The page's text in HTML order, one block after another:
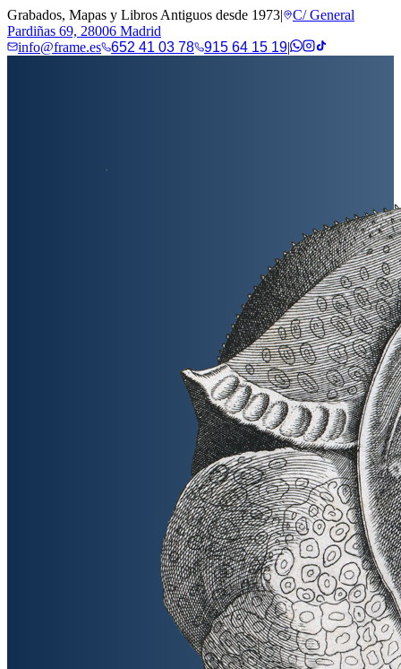
Grabados, Mapas y Libros Antiguos desde 1973|
C/ General
Pardiñas 69, 28006 Madrid
info@frame.es
652 41 03 78 915 64 15 19|